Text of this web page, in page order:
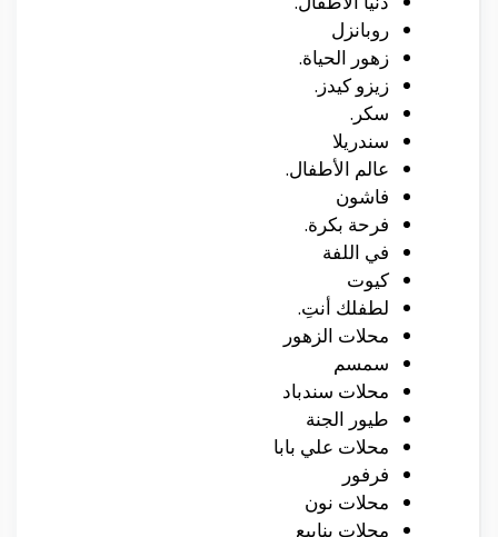
روبانزل
زهور الحياة.
زيزو كيدز.
سكر.
سندريلا
عالم الأطفال.
فاشون
فرحة بكرة.
في اللفة
كيوت
لطفلك أنتِ.
محلات الزهور
سمسم
محلات سندباد
طيور الجنة
محلات علي بابا
فرفور
محلات نون
محلات ينابيع